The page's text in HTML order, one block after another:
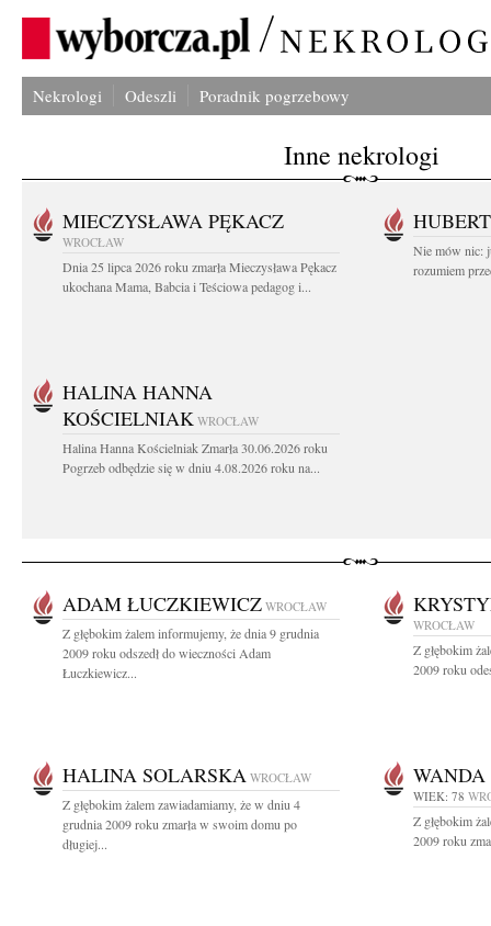
Nekrologi Odeszli Poradnik pogrzebowy
Inne nekrologi
MIECZYSŁAWA PĘKACZ
WROCŁAW
Dnia 25 lipca 2026 roku zmarła Mieczysława Pękacz
ukochana Mama, Babcia i Teściowa pedagog i...
Nie mów nic:
rozumiem
HALINA HANNA
KOŚCIELNIAK WROCŁAW
Halina Hanna Kościelniak Zmarła 30.06.2026 roku
Pogrzeb odbędzie się w dniu 4.08.2026 roku na...
ADAM ŁUCZKIEWICZ WROCŁAW
Z głębokim żalem informujemy, że dnia 9 grudnia
2009 roku odszedł do wieczności Adam
Łuczkiewicz...
WROCŁAW
Z głębokim
2009 roku
HALINA SOLARSKA WROCŁAW
Z głębokim żalem zawiadamiamy, że w dniu 4
grudnia 2009 roku zmarła w swoim domu po
długiej...
WIEK: 78
Z głębokim
2009 roku